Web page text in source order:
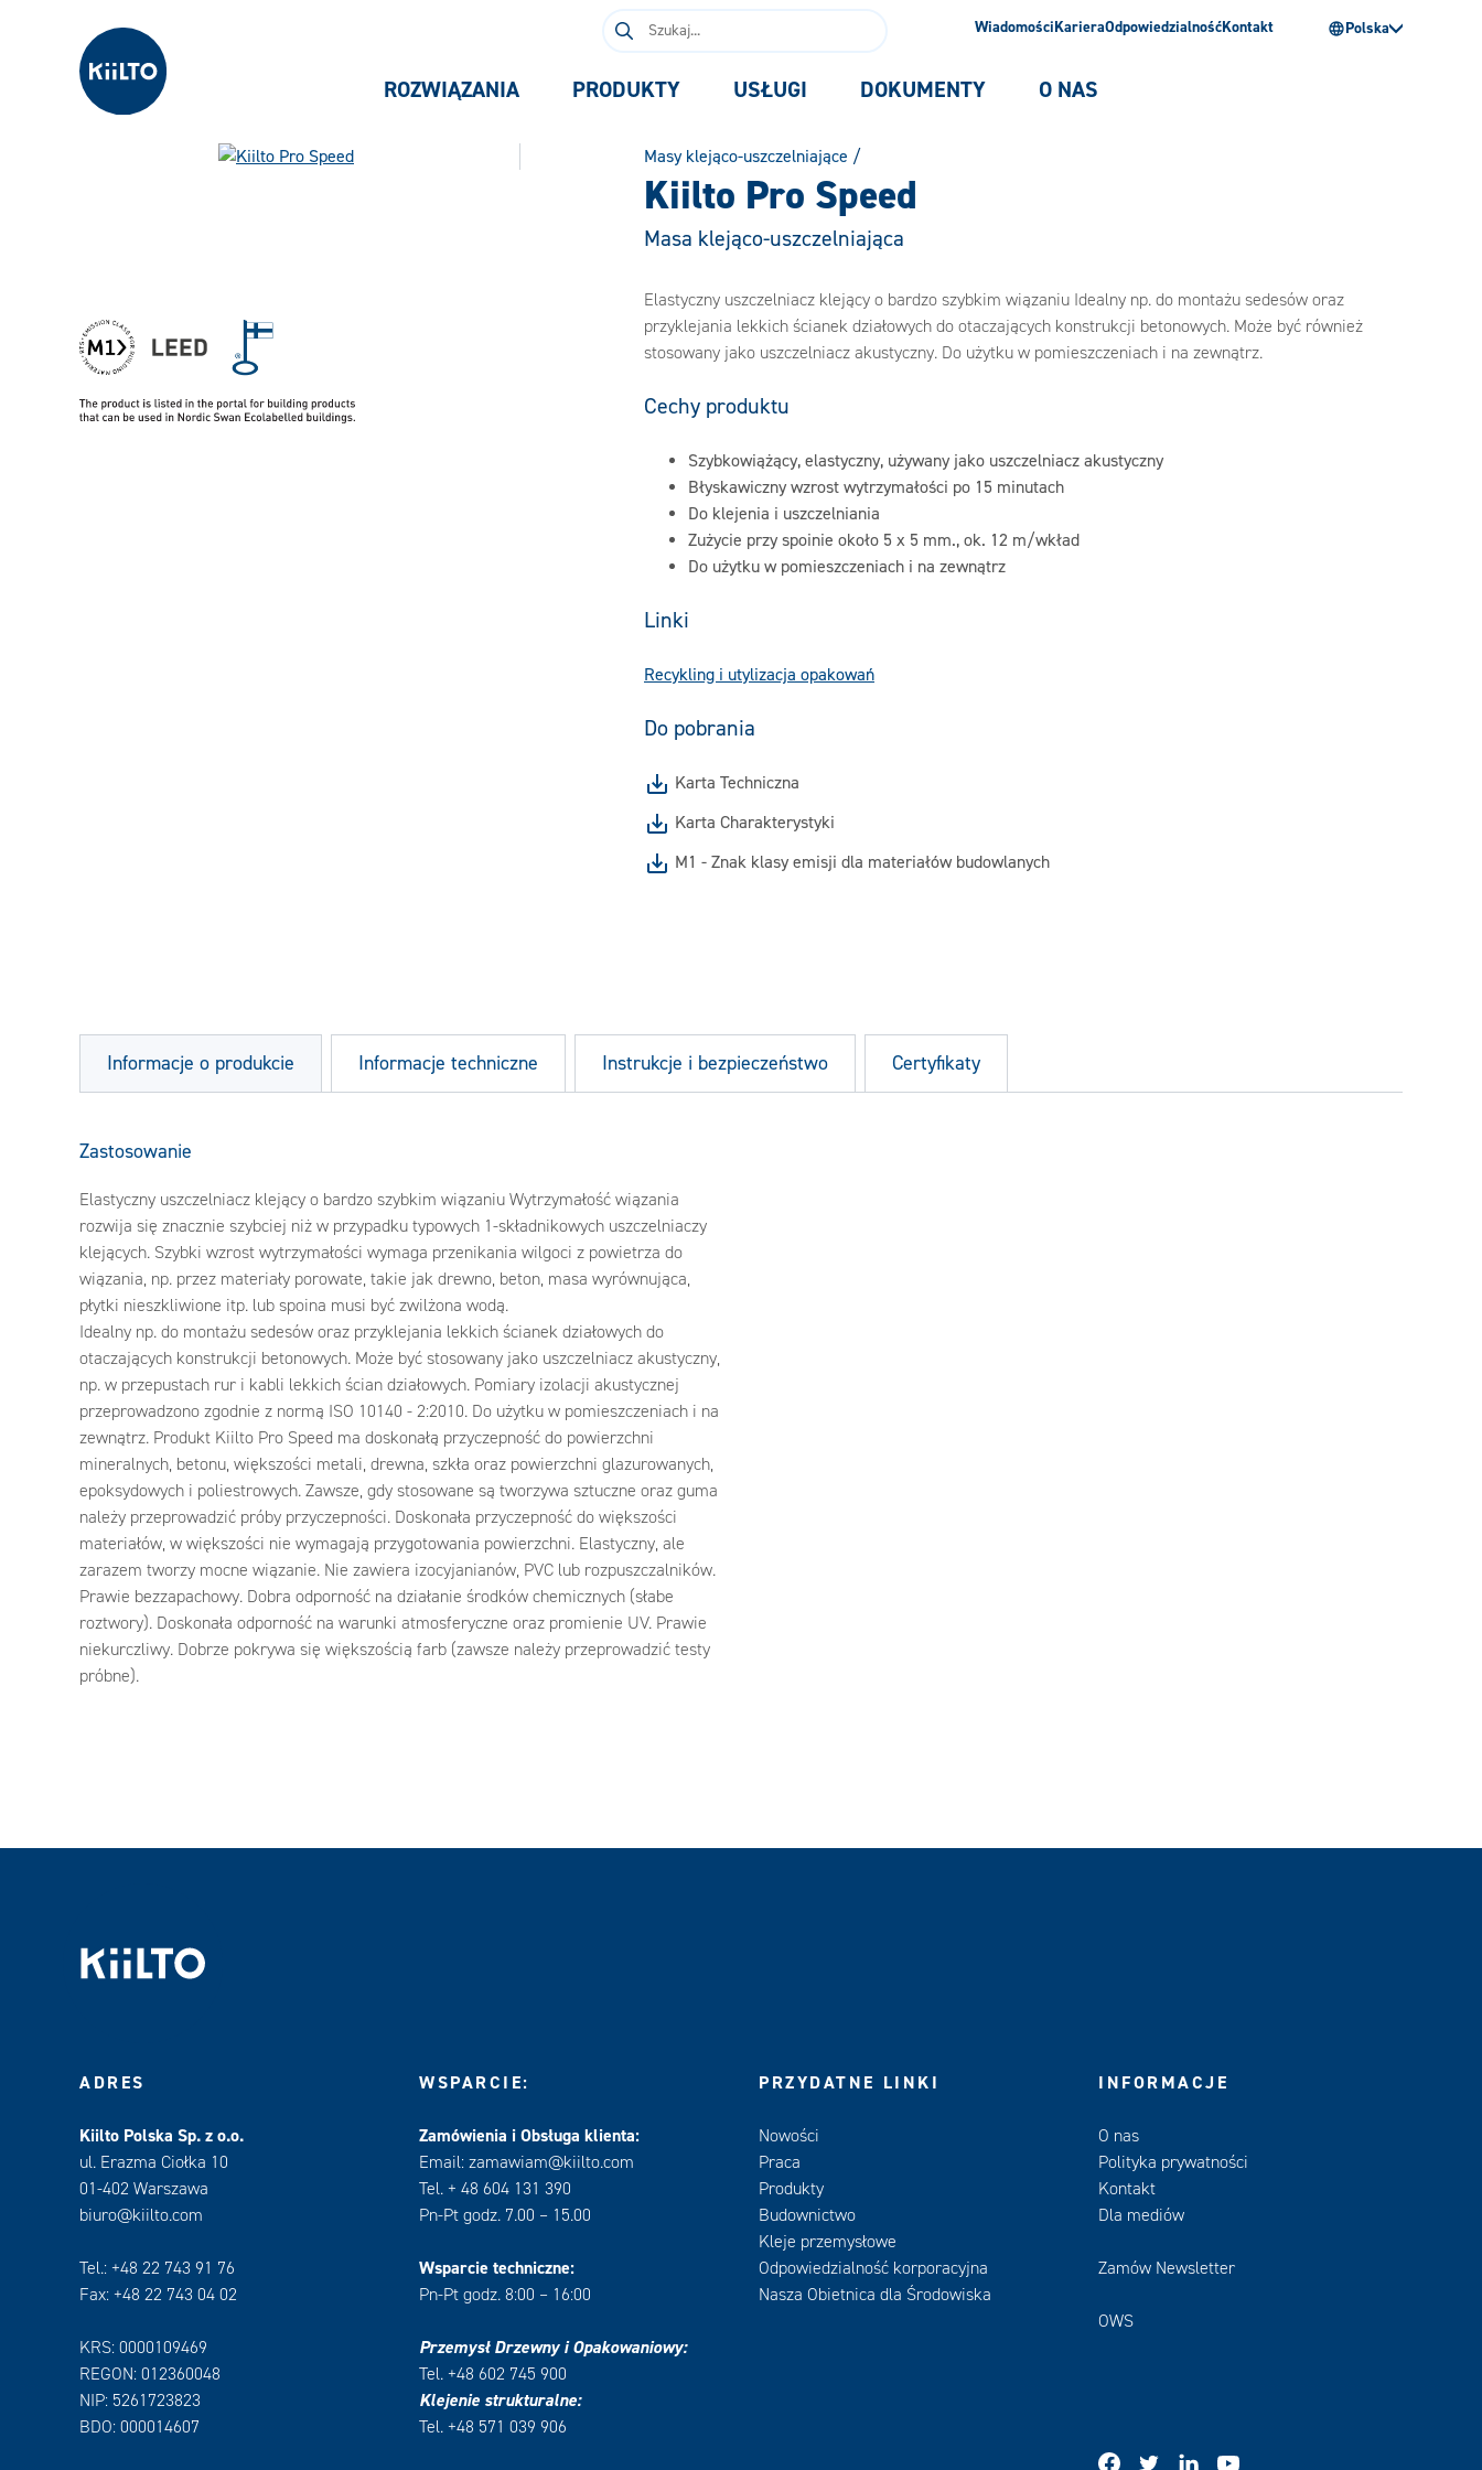
Kiilto Poland Szukaj: WiadomościKarieraOdpowiedzialnośćKontakt Polska
ROZWIĄZANIA PRODUKTY USŁUGI DOKUMENTY O NAS
Masy klejąco-uszczelniające /
Kiilto Pro Speed
Masa klejąco-uszczelniająca
Elastyczny uszczelniacz klejący o bardzo szybkim wiązaniu Idealny np. do montażu sedesów oraz
przyklejania lekkich ścianek działowych do otaczających konstrukcji betonowych. Może być również
stosowany jako uszczelniacz akustyczny. Do użytku w pomieszczeniach i na zewnątrz.
Cechy produktu
Szybkowiążący, elastyczny, używany jako uszczelniacz akustyczny
Błyskawiczny wzrost wytrzymałości po 15 minutach
Do klejenia i uszczelniania
Zużycie przy spoinie około 5 x 5 mm., ok. 12 m/wkład
Do użytku w pomieszczeniach i na zewnątrz
Linki
Recykling i utylizacja opakowań
Do pobrania
Karta Techniczna
Karta Charakterystyki
M1 - Znak klasy emisji dla materiałów budowlanych
Informacje o produkcie
Zastosowanie
Elastyczny uszczelniacz klejący o bardzo szybkim wiązaniu Wytrzymałość wiązania
rozwija się znacznie szybciej niż w przypadku typowych 1-składnikowych uszczelniaczy
klejących. Szybki wzrost wytrzymałości wymaga przenikania wilgoci z powietrza do
wiązania, np. przez materiały porowate, takie jak drewno, beton, masa wyrównująca,
płytki nieszkliwione itp. lub spoina musi być zwilżona wodą.
Idealny np. do montażu sedesów oraz przyklejania lekkich ścianek działowych do
otaczających konstrukcji betonowych. Może być stosowany jako uszczelniacz akustyczny,
np. w przepustach rur i kabli lekkich ścian działowych. Pomiary izolacji akustycznej
przeprowadzono zgodnie z normą ISO 10140 - 2:2010. Do użytku w pomieszczeniach i na
zewnątrz. Produkt Kiilto Pro Speed ma doskonałą przyczepność do powierzchni
mineralnych, betonu, większości metali, drewna, szkła oraz powierzchni glazurowanych,
epoksydowych i poliestrowych. Zawsze, gdy stosowane są tworzywa sztuczne oraz guma
należy przeprowadzić próby przyczepności. Doskonała przyczepność do większości
materiałów, w większości nie wymagają przygotowania powierzchni. Elastyczny, ale
zarazem tworzy mocne wiązanie. Nie zawiera izocyjanianów, PVC lub rozpuszczalników.
Prawie bezzapachowy. Dobra odporność na działanie środków chemicznych (słabe
roztwory). Doskonała odporność na warunki atmosferyczne oraz promienie UV. Prawie
niekurczliwy. Dobrze pokrywa się większością farb (zawsze należy przeprowadzić testy
próbne).
Informacje techniczne Instrukcje i bezpieczeństwo Certyfikaty
ADRES
Kiilto Polska Sp. z o.o.
ul. Erazma Ciołka 10
01-402 Warszawa
biuro@kiilto.com
Tel.: +48 22 743 91 76
Fax: +48 22 743 04 02
KRS: 0000109469
REGON: 012360048
NIP: 5261723823
BDO: 000014607
WSPARCIE:
Zamówienia i Obsługa klienta:
Email: zamawiam@kiilto.com
Tel. + 48 604 131 390
Pn-Pt godz. 7.00 – 15.00
Wsparcie techniczne:
Pn-Pt godz. 8:00 – 16:00
Przemysł Drzewny i Opakowaniowy:
Tel. +48 602 745 900
Klejenie strukturalne:
Tel. +48 571 039 906
PRZYDATNE LINKI
Nowości
Praca
Produkty
Budownictwo
Kleje przemysłowe
Odpowiedzialność korporacyjna
Nasza Obietnica dla Środowiska
INFORMACJE
O nas
Polityka prywatności
Kontakt
Dla mediów
Zamów Newsletter
OWS
facebooktwitter linkedinyoutube